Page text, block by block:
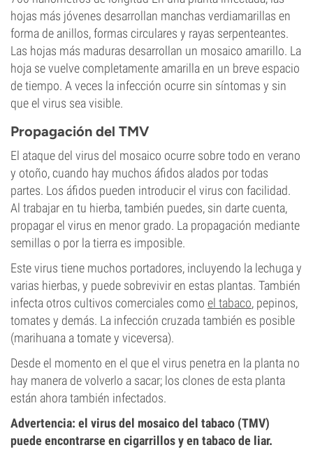
hojas más jóvenes desarrollan manchas verdiamarillas en
forma de anillos, formas circulares y rayas serpenteantes.
Las hojas más maduras desarrollan un mosaico amarillo. La
hoja se vuelve completamente amarilla en un breve espacio
de tiempo. A veces la infección ocurre sin síntomas y sin
que el virus sea visible.
Propagación del TMV
El ataque del virus del mosaico ocurre sobre todo en verano
y otoño, cuando hay muchos áfidos alados por todas
partes. Los áfidos pueden introducir el virus con facilidad.
Al trabajar en tu hierba, también puedes, sin darte cuenta,
propagar el virus en menor grado. La propagación mediante
semillas o por la tierra es imposible.
Este virus tiene muchos portadores, incluyendo la lechuga y
varias hierbas, y puede sobrevivir en estas plantas. También
infecta otros cultivos comerciales como el tabaco, pepinos,
tomates y demás. La infección cruzada también es posible
(marihuana a tomate y viceversa).
Desde el momento en el que el virus penetra en la planta no
hay manera de volverlo a sacar; los clones de esta planta
están ahora también infectados.
Advertencia: el virus del mosaico del tabaco (TMV)
puede encontrarse en cigarrillos y en tabaco de liar.